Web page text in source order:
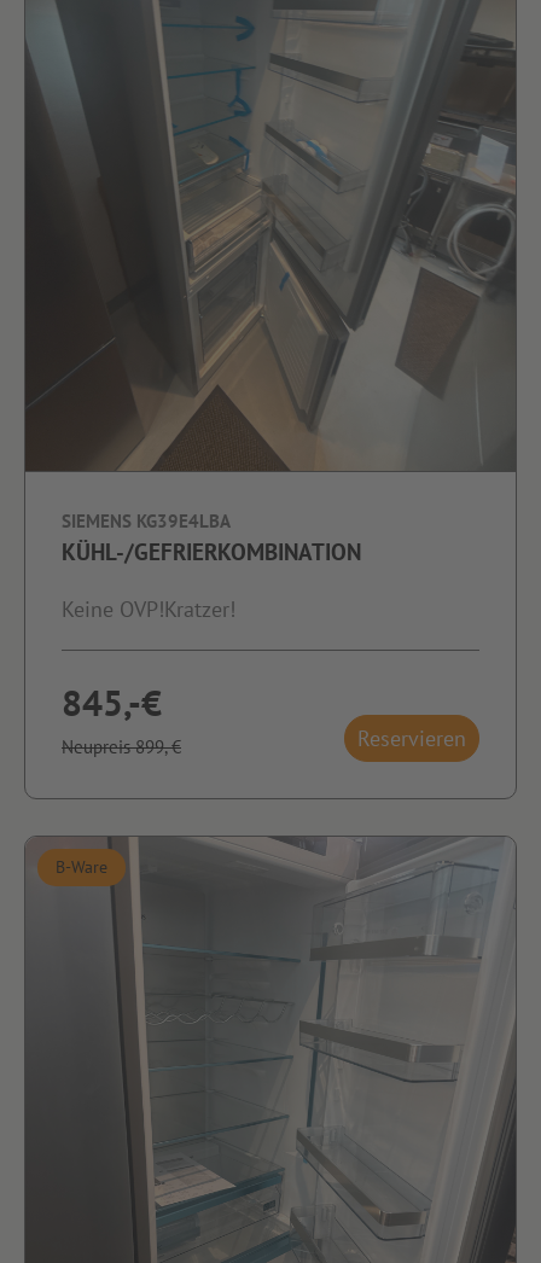
SIEMENS KG39E4LBA
KÜHL-/GEFRIERKOMBINATION
Keine OVP!Kratzer!
845,-€
Neupreis 899,-€ Reservieren
B-Ware